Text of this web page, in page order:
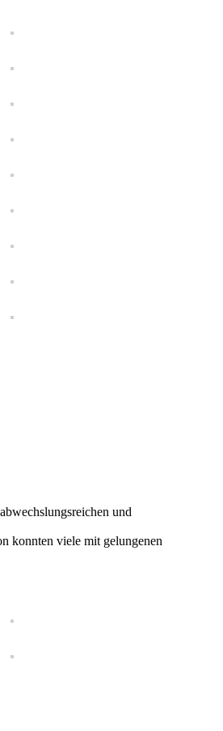
und
konnten viele mit gelungenen